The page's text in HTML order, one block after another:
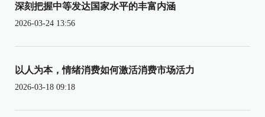
深刻把握中等发达国家水平的丰富内涵
2026-03-24 13:56
以人为本，情绪消费如何激活消费市场活力
2026-03-18 09:18